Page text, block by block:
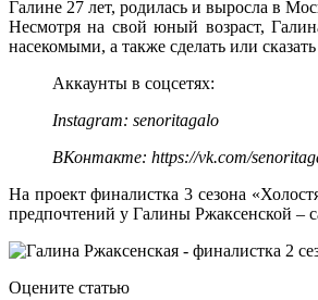
Галине 27 лет, родилась и выросла в
Несмотря на свой юный возраст,
насекомыми, а также сделать или
Аккаунты в соцсетях:
Instagram: senoritagalo
ВКонтакте: https://vk.com/
На проект финалистка 3 сезона
предпочтений у Галины Ржаксенской –
Оцените статью